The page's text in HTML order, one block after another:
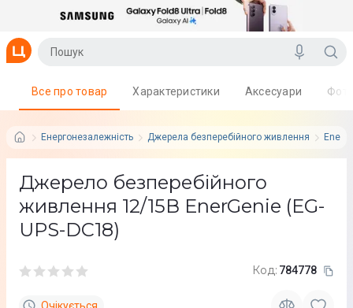
Енергонезалежність Джерела безперебійного живлення
Все про товар Характеристики Аксесуари
Джерело безперебійного
живлення 12/15В EnerGenie (EG-
UPS-DC18)
Код: 784778